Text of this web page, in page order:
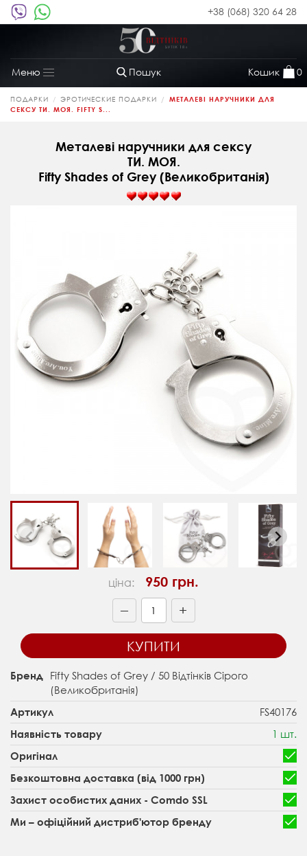
+38 (068) 320 64 28
Пошук Кошик 0
Меню
Toggle
navigation
ПОДАРКИ ЭРОТИЧЕСКИЕ ПОДАРКИ
МЕТАЛЕВІ НАРУЧНИКИ ДЛЯ
СЕКСУ ТИ. МОЯ. FIFTY S...
Металеві наручники для сексу
ТИ. МОЯ.
Fifty Shades of Grey (Великобританія)
ціна: 950 грн.
— +
КУПИТИ
Бренд
Fifty Shades of Grey / 50 Відтінків Сірого
(Великобританія)
Артикул FS40176
Наявність товару 1 шт.
Оригінал
Безкоштовна доставка (від 1000 грн)
Захист особистих даних - Comdo SSL
Ми – офіційний дистриб'ютор бренду